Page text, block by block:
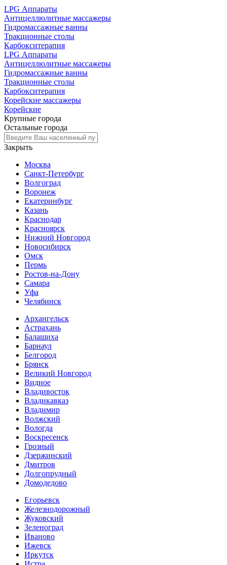
LPG Аппараты
Антицеллюлитные массажеры
Гидромассажные ванны
Тракционные столы
Карбокситерапия
LPG Аппараты
Антицеллюлитные массажеры
Гидромассажные ванны
Тракционные столы
Карбокситерапия
Корейские массажеры
Корейские
Крупные города
Остальные города
Закрыть
Москва
Санкт-Петербург
Волгоград
Воронеж
Екатеринбург
Казань
Краснодар
Красноярск
Нижний Новгород
Новосибирск
Омск
Пермь
Ростов-на-Дону
Самара
Уфа
Челябинск
Архангельск
Астрахань
Балашиха
Барнаул
Белгород
Брянск
Великий Новгород
Видное
Владивосток
Владикавказ
Владимир
Волжский
Вологда
Воскресенск
Грозный
Дзержинский
Дмитров
Долгопрудный
Домодедово
Егорьевск
Железнодорожный
Жуковский
Зеленоград
Иваново
Ижевск
Иркутск